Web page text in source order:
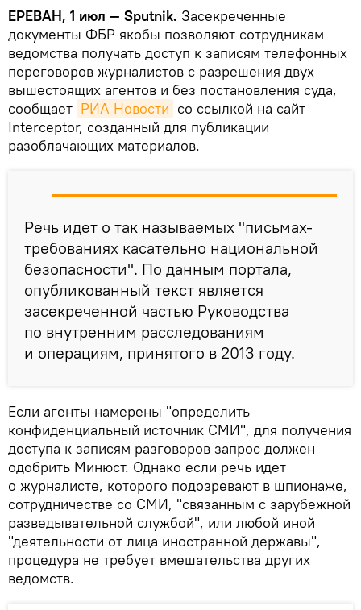
ЕРЕВАН, 1 июл — Sputnik. Засекреченные
документы ФБР якобы позволяют сотрудникам
ведомства получать доступ к записям телефонных
переговоров журналистов с разрешения двух
вышестоящих агентов и без постановления суда,
сообщает РИА Новости со ссылкой на сайт
Interceptor, созданный для публикации
разоблачающих материалов.
Речь идет о так называемых "письмах-
требованиях касательно национальной
безопасности". По данным портала,
опубликованный текст является
засекреченной частью Руководства
по внутренним расследованиям
и операциям, принятого в 2013 году.
Если агенты намерены "определить
конфиденциальный источник СМИ", для получения
доступа к записям разговоров запрос должен
одобрить Минюст. Однако если речь идет
о журналисте, которого подозревают в шпионаже,
сотрудничестве со СМИ, "связанным с зарубежной
разведывательной службой", или любой иной
"деятельности от лица иностранной державы",
процедура не требует вмешательства других
ведомств.